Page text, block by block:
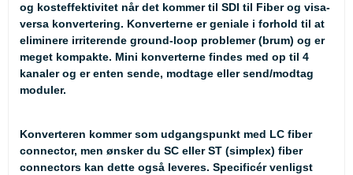
og kosteffektivitet når det kommer til SDI til Fiber og visa-
versa konvertering. Konverterne er geniale i forhold til at
eliminere irriterende ground-loop problemer (brum) og er
meget kompakte. Mini konverterne findes med op til 4
kanaler og er enten sende, modtage eller send/modtag
moduler.
Konverteren kommer som udgangspunkt med LC fiber
connector, men ønsker du SC eller ST (simplex) fiber
connectors kan dette også leveres. Specificér venligst